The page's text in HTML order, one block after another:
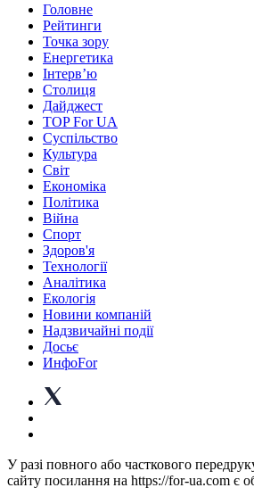
Головне
Рейтинги
Точка зору
Енергетика
Інтерв’ю
Столиця
Дайджест
TOP For UA
Суспiльство
Культура
Світ
Економіка
Політика
Війна
Спорт
Здоров'я
Технології
Аналітика
Екологія
Новини компаній
Надзвичайні події
Досьє
ИнфоFor
У разі повного або часткового
сайту посилання на https://for-ua.com є